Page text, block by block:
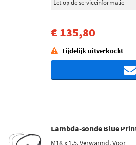
Let op de serviceinformatie
€ 135,80
Tijdelijk uitverkocht
Lambda-sonde Blue
M18 x 1,5, Verwarmd, Voor